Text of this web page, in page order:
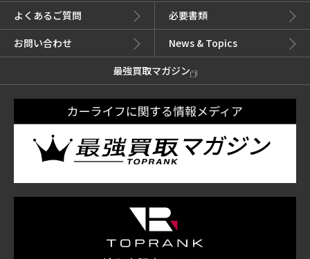
よくあるご質問
必要書類
お問い合わせ
News & Topics
最強買取マガジン